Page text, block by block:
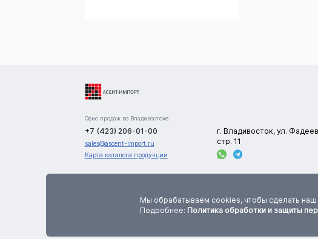
Офис продаж во Владивостоке
+7 (423) 206-01-00
sales@ascent-import.ru
Карта каталога продукции
г. Владивосток, ул.
стр. 11
цена, количество и характеристики товаров указаны приблизительно. Точную информацию
по данным параметрам необходимо уточнять у менеджеров компании до оформления
Мы обрабатываем cookies, чтобы сделать наш
Подробнее: Политика обработки и защиты